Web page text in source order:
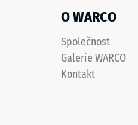
inspireret
flettede
naturmaterialer.
O WARCO
Společnost
Galerie WARCO
Kontakt